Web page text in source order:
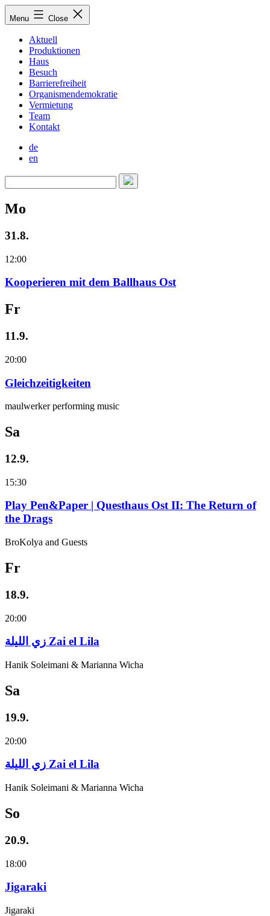
Skip
toMenu Close
Aktuell
Produktionen
Haus
Besuch
Barrierefreiheit
Organismendemokratie
Vermietung
Team
Kontakt
de
en
Mo
31.8.
12:00
Kooperieren mit dem Ballhaus Ost
Fr
11.9.
20:00
Gleichzeitigkeiten
maulwerker performing music
Sa
12.9.
15:30
Play Pen&Paper | Questhaus Ost II: The Return of
the Drags
BroKolya and Guests
Fr
18.9.
20:00
زي‌ اللیلة Zai el Lila
Hanik Soleimani & Marianna Wicha
Sa
19.9.
20:00
زي‌ اللیلة Zai el Lila
Hanik Soleimani & Marianna Wicha
So
20.9.
18:00
Jigaraki
Jigaraki